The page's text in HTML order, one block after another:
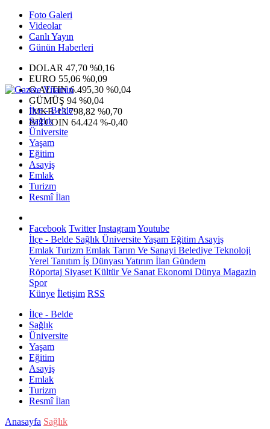
Foto Galeri
Videolar
Canlı Yayın
Günün Haberleri
DOLAR 47,70 %0,16
EURO 55,06 %0,09
G.ALTIN6.495,30 %0,04
GÜMÜŞ 94 %0,04
IMKB13.798,82 %0,70
BITCOIN 64.424 %-0,40
İlçe - Belde
Sağlık
Üniversite
Yaşam
Eğitim
Asayiş
Emlak
Turizm
Resmî İlan
Facebook Twitter InstagramYoutube
İlçe - Belde Sağlık ÜniversiteYaşam Eğitim Asayiş
Emlak Turizm Emlak Tarım Ve Sanayi Belediye Teknoloji
Yerel Tanıtım İş Dünyası Yatırım İlan Gündem
Röportaj Siyaset Kültür Ve Sanat Ekonomi Dünya Magazin
Spor
Künye İletişim RSS
İlçe - Belde
Sağlık
Üniversite
Yaşam
Eğitim
Asayiş
Emlak
Turizm
Resmî İlan
Anasayfa Sağlık